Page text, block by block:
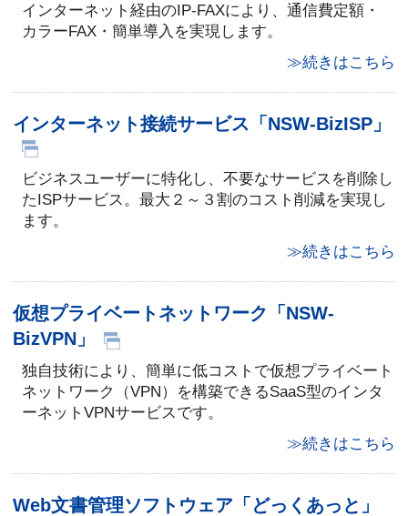
インターネット経由のIP-FAXにより、通信費定額・
カラーFAX・簡単導入を実現します。
≫続きはこちら
インターネット接続サービス「NSW-BizISP」
ビジネスユーザーに特化し、不要なサービスを削除し
たISPサービス。最大２～３割のコスト削減を実現し
ます。
≫続きはこちら
仮想プライベートネットワーク「NSW-
BizVPN」
独自技術により、簡単に低コストで仮想プライベート
ネットワーク（VPN）を構築できるSaaS型のインタ
ーネットVPNサービスです。
≫続きはこちら
Web文書管理ソフトウェア「どっくあっと」